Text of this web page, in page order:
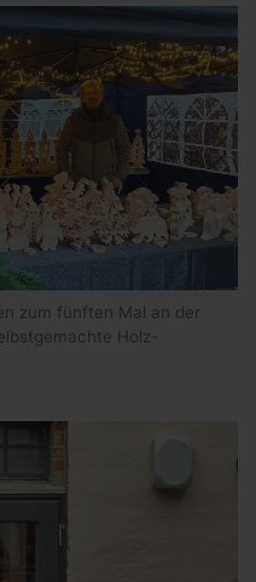
zum fünften Mal an der
Holz-